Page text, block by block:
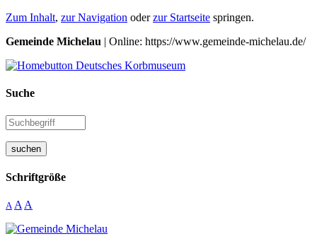
Zum Inhalt, zur Navigation oderzur Startseite springen.
Gemeinde Michelau | Online: https://www.gemeinde-michelau.de/
Suche
suchen
Schriftgröße
A A A